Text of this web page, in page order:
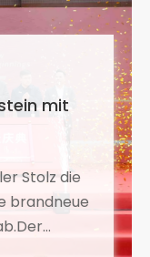
mit
Stolz die
brandneue